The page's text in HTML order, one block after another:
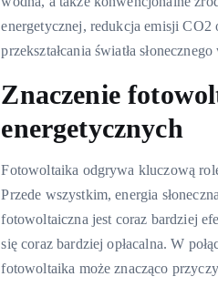
energetycznej, redukcja emisji
przekształcania światła
Znaczenie
energetycznych
Fotowoltaika odgrywa kluczową
Przede wszystkim, energia
fotowoltaiczna jest coraz bardziej
się coraz bardziej opłacalna. W
fotowoltaika może znacząco